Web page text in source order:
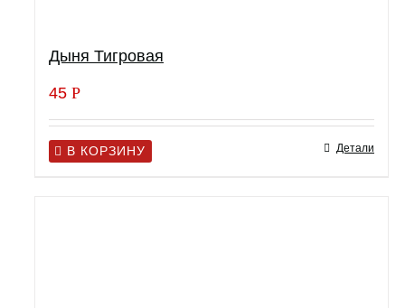
Дыня Тигровая
45 Р
В КОРЗИНУ Детали